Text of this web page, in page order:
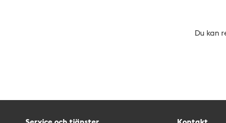
Du kan